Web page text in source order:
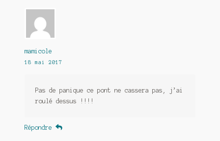
mamicole
18 mai 2017
Pas de panique ce pont ne cassera pas, j’ai
roulé dessus !!!!
Répondre